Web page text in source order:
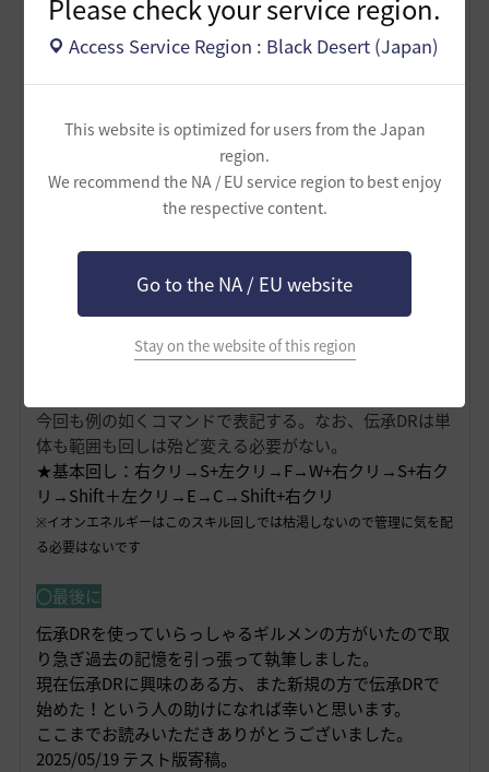
Please check your service region.
Access Service Region : Black Desert (Japan)
This website is optimized for users from the Japan
region.
We recommend the NA / EU service region to best enjoy
the respective content.
Go to the NA / EU website
Stay on the website of this region
イオン貯めで基礎バフを入れてイオン消費スキルでクリ
ティカルダメージ等を底上げするシンプルな構成。
スキル回しを考慮するともっと凝った特化に出来るが、
自分で考えるのが難しい内はこれでよいと思われる。
今回も例の如くコマンドで表記する。なお、伝承DRは単
体も範囲も回しは殆ど変える必要がない。
★基本回し：右クリ →S+左クリ→F→W+右クリ→S+右ク
リ→Shift＋左クリ→E→C→Shift+右クリ
※イオンエネルギーはこのスキル回しでは枯渇しないので管理に気を配
る必要はないです
〇最後に
伝承DRを使っていらっしゃるギルメンの方がいたので取
り急ぎ過去の記憶を引っ張って執筆しました。
現在伝承DRに興味のある方、また新規の方で伝承DRで
始めた！という人の助けになれば幸いと思います。
ここまでお読みいただきありがとうございました。
2025/05/19 テスト版寄稿。